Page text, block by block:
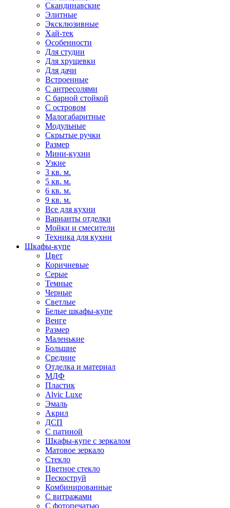
Скандинавские
Элитные
Эксклюзивные
Хай-тек
Особенности
Для студии
Для хрущевки
Для дачи
Встроенные
С антресолями
С барной стойкой
С островом
Малогабаритные
Модульные
Скрытые ручки
Размер
Мини-кухни
Узкие
3 кв. м.
5 кв. м.
6 кв. м.
9 кв. м.
Все для кухни
Варианты отделки
Мойки и смесители
Техника для кухни
Шкафы-купе
Цвет
Коричневые
Серые
Темные
Черные
Светлые
Белые шкафы-купе
Венге
Размер
Маленькие
Большие
Средние
Отделка и материал
МДФ
Пластик
Alvic Luxe
Эмаль
Акрил
ДСП
С патиной
Шкафы-купе с зеркалом
Матовое зеркало
Стекло
Цветное стекло
Пескоструй
Комбинированные
С витражами
С фотопечатью